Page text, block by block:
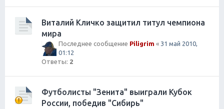
Виталий Кличко защитил титул чемпиона
мира
Последнее сообщение Piligrim « 31 май 2010,
01:12
Ответы: 2
Футболисты "Зенита" выиграли Кубок
России, победив "Сибирь"